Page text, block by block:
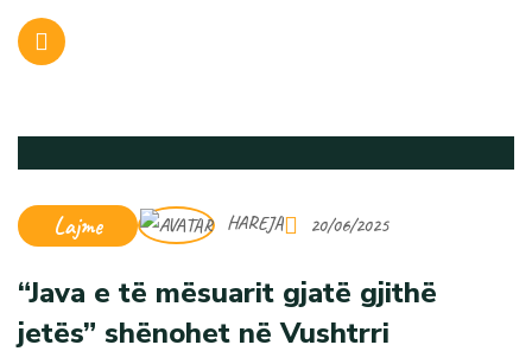
Lajme HAREJA 20/06/2025
“Java e të mësuarit gjatë gjithë
jetës” shënohet në Vushtrri